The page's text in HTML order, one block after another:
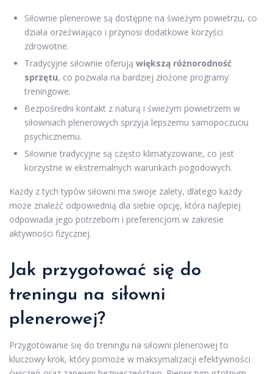
Siłownie plenerowe są dostępne na świeżym powietrzu, co
działa orzeźwiająco i przynosi dodatkowe korzyści
zdrowotne.
Tradycyjne siłownie oferują większą różnorodność
sprzętu, co pozwala na bardziej złożone programy
treningowe.
Bezpośredni kontakt z naturą i świeżym powietrzem w
siłowniach plenerowych sprzyja lepszemu samopoczuciu
psychicznemu.
Siłownie tradycyjne są często klimatyzowane, co jest
korzystne w ekstremalnych warunkach pogodowych.
Każdy z tych typów siłowni ma swoje zalety, dlatego każdy
może znaleźć odpowiednią dla siebie opcję, która najlepiej
odpowiada jego potrzebom i preferencjom w zakresie
aktywności fizycznej.
Jak przygotować się do
treningu na siłowni
plenerowej?
Przygotowanie się do treningu na siłowni plenerowej to
kluczowy krok, który pomoże w maksymalizacji efektywności